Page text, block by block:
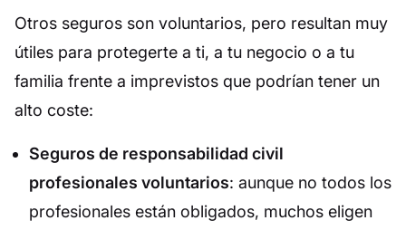
Otros seguros son voluntarios, pero resultan muy
útiles para protegerte a ti, a tu negocio o a tu
familia frente a imprevistos que podrían tener un
alto coste:
Seguros de responsabilidad civil
profesionales voluntarios: aunque no todos los
profesionales están obligados, muchos eligen